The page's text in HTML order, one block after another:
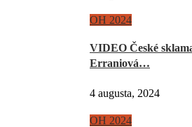
OH 2024
VIDEO České
Erraniová…
4 augusta, 2024
OH 2024